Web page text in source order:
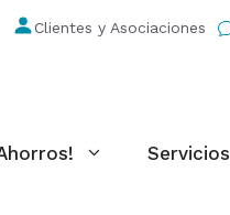
Clientes y Asociaciones
Servicios